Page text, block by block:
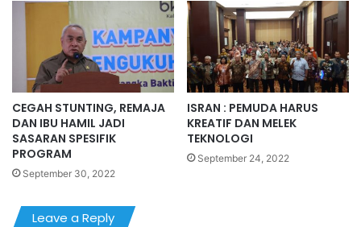
CEGAH STUNTING, REMAJA
DAN IBU HAMIL JADI
SASARAN SPESIFIK
PROGRAM
September 30, 2022
ISRAN : PEMUDA HARUS
KREATIF DAN MELEK
TEKNOLOGI
September 24, 2022
Leave a Reply